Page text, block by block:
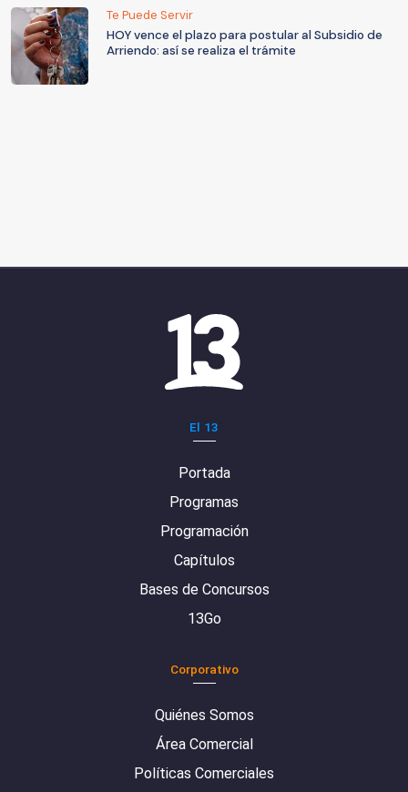
Te Puede Servir
HOY vence el plazo para postular al Subsidio de
Arriendo: así se realiza el trámite
El 13
Portada
Programas
Programación
Capítulos
Bases de Concursos
13Go
Corporativo
Quiénes Somos
Área Comercial
Políticas Comerciales